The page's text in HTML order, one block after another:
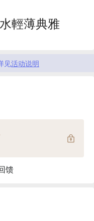
輕薄典雅
见活动说明
馈